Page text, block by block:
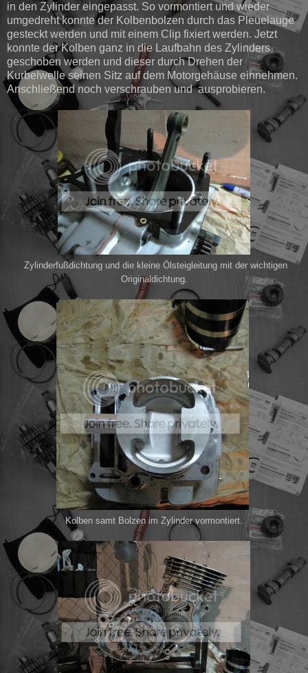
in den Zylinder eingepasst. So vormontiert und wieder
umgedreht konnte der Kolbenbolzen durch das Pleuelauge
gesteckt werden und mit einem Clip fixiert werden. Jetzt
konnte der Kolben ganz in die Laufbahn des Zylinders
geschoben werden und dieser durch Drehen der
Kurbelwelle seinen Sitz auf dem Motorgehäuse einnehmen.
Anschließend noch verschrauben und ausprobieren.
Zylinderfußdichtung und die kleine Ölsteigleitung mit der wichtigen
Originaldichtung.
Kolben samt Bolzen im Zylinder vormontiert.